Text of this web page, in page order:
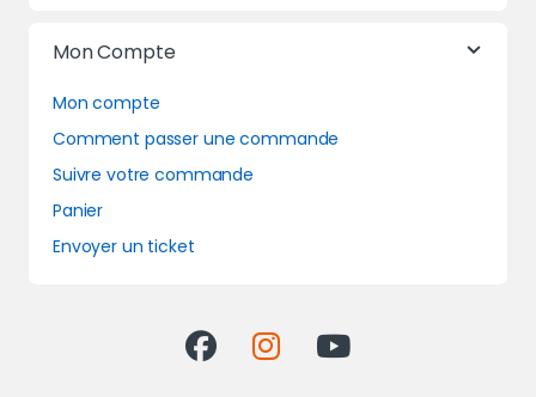
Mon Compte
Mon compte
Comment passer une commande
Suivre votre commande
Panier
Envoyer un ticket